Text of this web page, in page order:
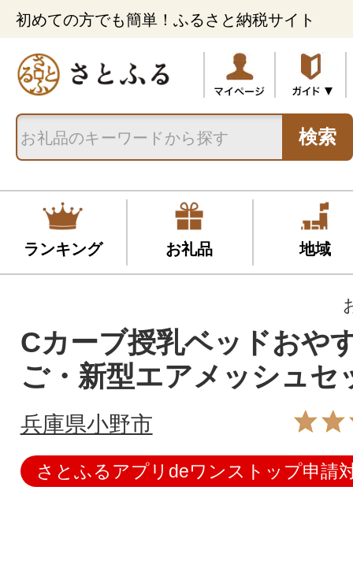
初めての方でも簡単！ふるさと納税サイト
検索
ランキング お礼品 地域
Cカーブ授乳ベッドおや
ご・新型エアメッシュセ
兵庫県小野市
さとふるアプリdeワンストップ申請